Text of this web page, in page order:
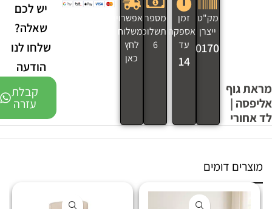
מראת גוף
אליפסה |
לד אחורי
מק"ט
ייצרן
270170
זמן
אספקה
עד
14
מספר
תשלומים
6
אפשרויות
משלוח
לחץ
כאן
יש לכם
שאלה?
שלחו לנו
הודעה
קבלת
עזרה
מוצרים דומים